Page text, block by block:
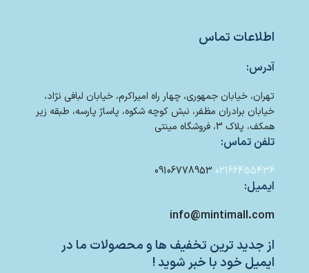
اطلاعات تماس
آدرس:
تهران، خیابان جمهوری، چهار راه امیراکرم، خیابان لبافی نژاد،
خیابان برادران مظفر، نبش کوچه شکوه، پاساژ پارسه، طبقه زیر
همکف، پلاک 3، فروشگاه مینتی
تلفن تماس:
02166455436
09106778953
ایمیل:
info@mintimall.com
از جدید ترین تخفیف ها و محصولات ما در
ایمیل خود با خبر شوید !